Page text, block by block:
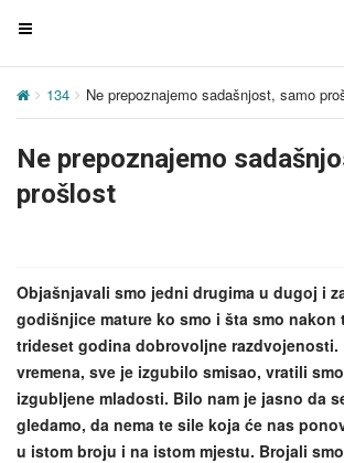
T
g
e
n
a
g
a
t
i
o
n
134 Ne prepoznajemo sadašnjost, samo
Ne prepoznajemo
prošlost
Objašnjavali smo jedni drugima u dugoj i
godišnjice mature ko smo i šta smo nakon
trideset godina dobrovoljne razdvojenosti.
vremena, sve je izgubilo smisao, vratili
izgubljene mladosti. Bilo nam je jasno da
gledamo, da nema te sile koja će nas
u istom broju i na istom mjestu. Brojali